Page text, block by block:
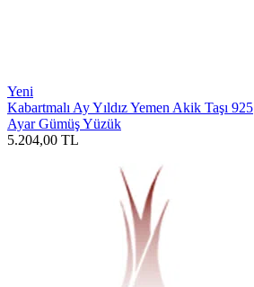
Yeni
Kabartmalı Ay Yıldız Yemen Akik Taşı 925
Ayar Gümüş Yüzük
5.204,00 TL